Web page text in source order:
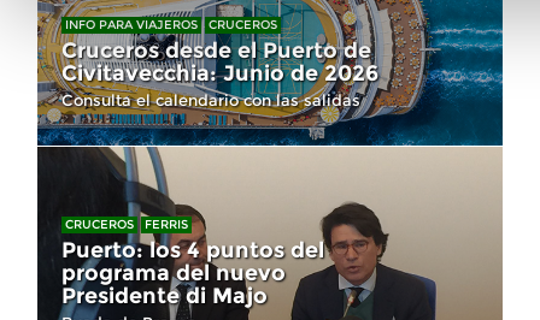
INFO PARA VIAJEROS CRUCEROS
Cruceros desde el Puerto de
Civitavecchia: Junio de 2026
Consulta el calendario con las salidas
CRUCEROS FERRIS
Puerto: los 4 puntos del
programa del nuevo
Presidente di Majo